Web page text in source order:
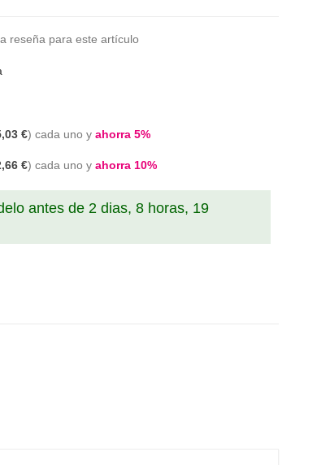
reseña para este artículo
€ cada uno y ahorra 5%
€ cada uno y ahorra 10%
antes de 2 dias, 8 horas, 19